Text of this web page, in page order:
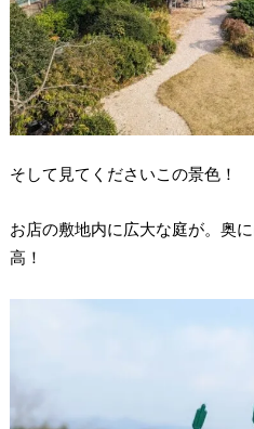
そして見てくださいこの景色！
お店の敷地内に広大な庭が。奥
高！